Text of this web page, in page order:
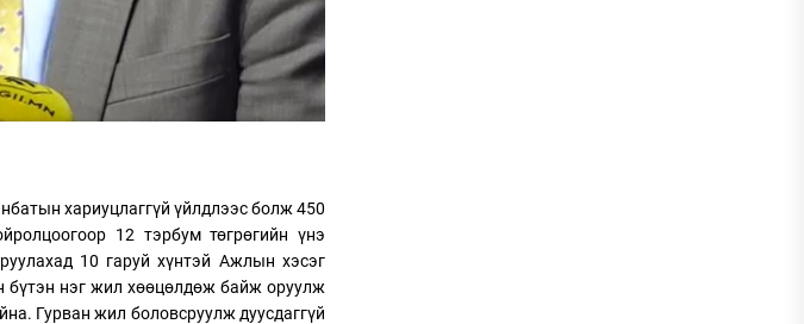
хариуцлаггүй үйлдлээс болж 450
12 тэрбум төгрөгийн үнэ
10 гаруй хүнтэй Ажлын хэсэг
бүтэн нэг жил хөөцөлдөж байж оруулж
Гурван жил боловсруулж дуусдаггүй